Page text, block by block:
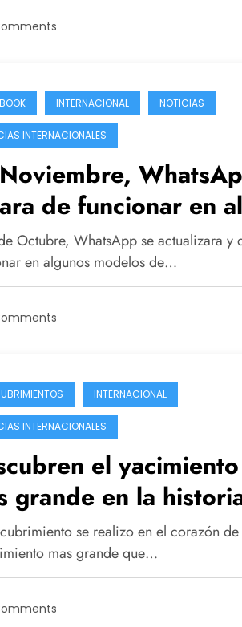
INTERNACIONAL NOTICIAS
INTERNACIONALES
de funcionar en
de celulares
Octubre, WhatsApp se actualizara y
en algunos modelos de…
INTERNACIONAL
INTERNACIONALES
el
grande en la
en África
se realizo en el corazón
mas grande que…